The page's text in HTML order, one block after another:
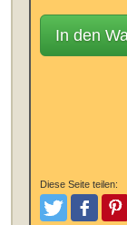
In den
Diese Seite teilen:
TweetenPosten